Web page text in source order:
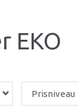
EKO
Prisniveau